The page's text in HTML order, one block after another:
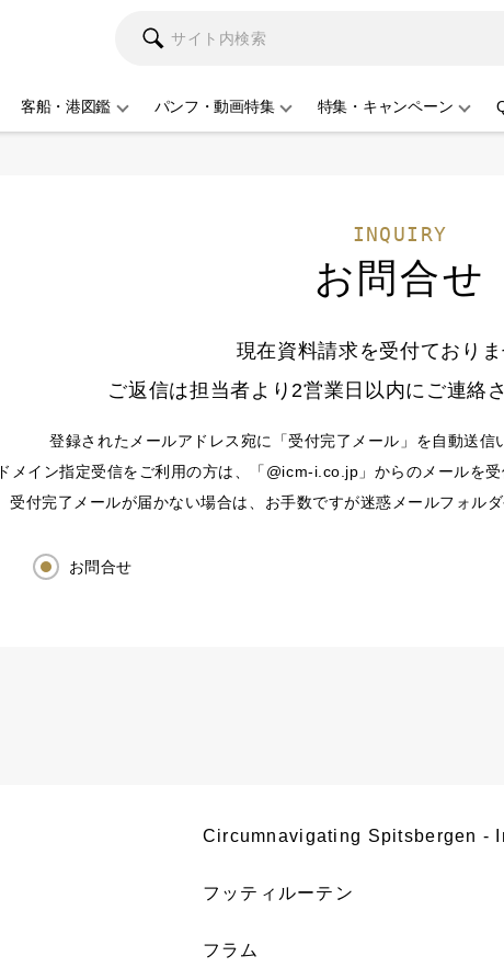
客船・港図鑑 パンフ・動画特集 特集・キャンペーン
INQUIRY
お問合せ
現在資料請求を受付ておりま
ご返信は担当者より2営業日以内にご連絡
登録されたメールアドレス宛に「受付完了メール」を自動送信
ドメイン指定受信をご利用の方は、「@icm-i.co.jp」からのメールを
受付完了メールが届かない場合は、お手数ですが迷惑メールフォル
お問合せ
Circumnavigating Spitsbergen -
フッティルーテン
フラム